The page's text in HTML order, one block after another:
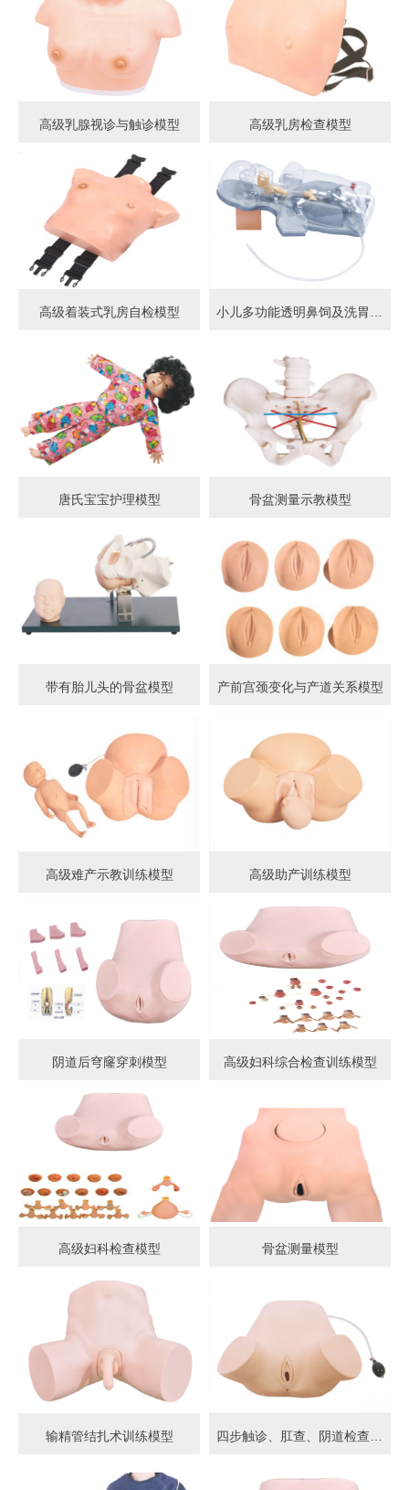
高级乳腺视诊与触诊模型 高级乳房检查模型
高级着装式乳房自检模型
唐氏宝宝护理模型 骨盆测量示教模型
带有胎儿头的骨盆模型 产前宫颈变化与产道关系模型
高级难产示教训练模型 高级助产训练模型
阴道后穹窿穿刺模型 高级妇科综合检查训练模型
高级妇科检查模型 骨盆测量模型
输精管结扎术训练模型 四步触诊、肛查、阴道检查训练模型